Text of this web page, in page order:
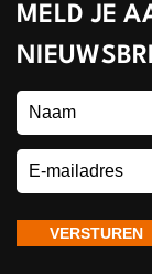
MELD JE